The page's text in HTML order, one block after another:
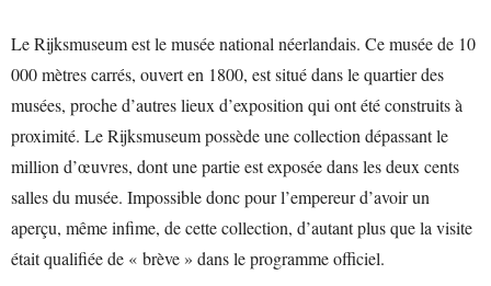
Le Rijksmuseum est le musée national néerlandais. Ce musée de 10
000 mètres carrés, ouvert en 1800, est situé dans le quartier des
musées, proche d’autres lieux d’exposition qui ont été construits à
proximité. Le Rijksmuseum possède une collection dépassant le
million d’œuvres, dont une partie est exposée dans les deux cents
salles du musée. Impossible donc pour l’empereur d’avoir un
aperçu, même infime, de cette collection, d’autant plus que la visite
était qualifiée de « brève » dans le programme officiel.